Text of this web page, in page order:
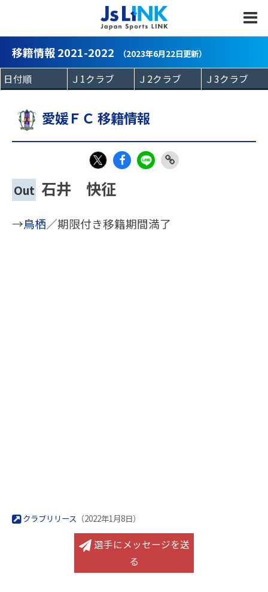
移籍情報 2021-2022 （2023年6月22日更新）
愛媛ＦＣ 移籍情報
X
eb
k
Out 石井 快征
→鳥栖／期限付き移籍期間満了
クラブリリース （2022年1月8日）
選手にメッセージを送
る